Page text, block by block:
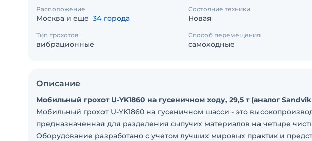
Расположение
Москва и еще 34 города
Состояние техники
Новая
Тип грохотов
вибрационные
Способ перемещения
самоходные
Описание
Мобильный грохот U-YK1860 на гусеничном ходу, 29,5 т (аналог
Мобильный грохот U-YK1860 на гусеничном шасси - это
предназначенная для разделения сыпучих материалов на четыре
Оборудование разработано с учетом лучших мировых практик и